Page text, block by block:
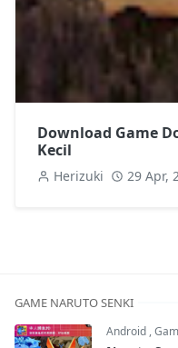
Download Game
Kecil
Herizuki 29 Apr,
GAME NARUTO SENKI
Android ,